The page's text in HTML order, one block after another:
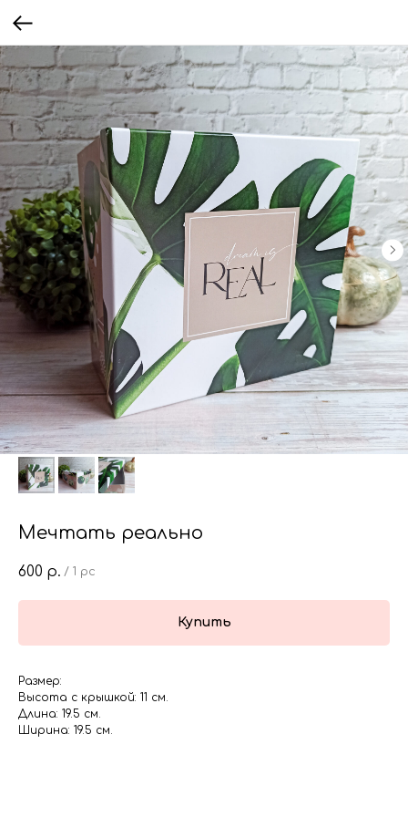
Мечтать реально
600 р. / 1 pc
Купить
Размер:
Высота с крышкой: 11 см.
Длина: 19.5 см.
Ширина: 19.5 см.